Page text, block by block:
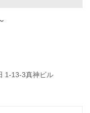
1-13-3真神ビル